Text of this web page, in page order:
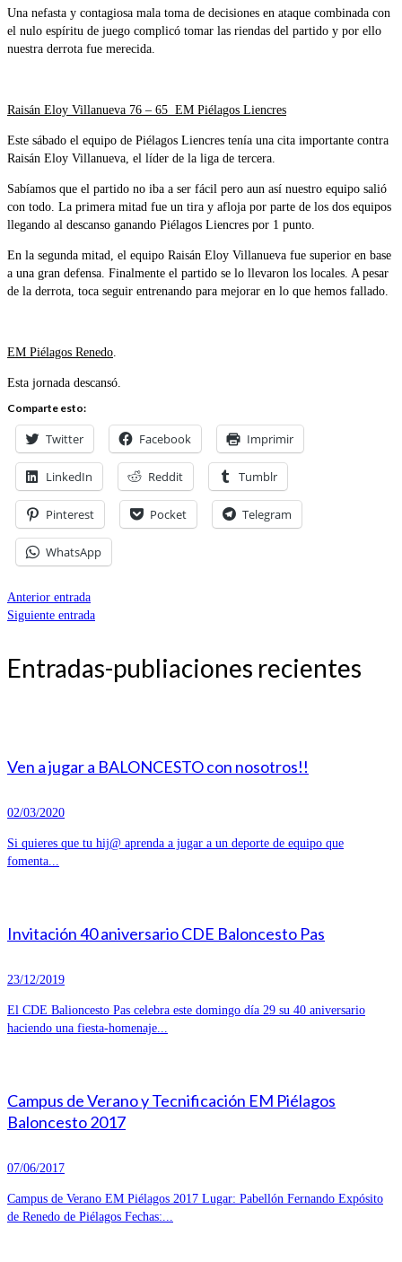
Una nefasta y contagiosa mala toma de decisiones en ataque combinada con
el nulo espíritu de juego complicó tomar las riendas del partido y por ello
nuestra derrota fue merecida.
Raisán Eloy Villanueva 76 – 65 EM Piélagos Liencres
Este sábado el equipo de Piélagos Liencres tenía una cita importante contra
Raisán Eloy Villanueva, el líder de la liga de tercera.
Sabíamos que el partido no iba a ser fácil pero aun así nuestro equipo salió
con todo. La primera mitad fue un tira y afloja por parte de los dos equipos
llegando al descanso ganando Piélagos Liencres por 1 punto.
En la segunda mitad, el equipo Raisán Eloy Villanueva fue superior en base
a una gran defensa. Finalmente el partido se lo llevaron los locales. A pesar
de la derrota, toca seguir entrenando para mejorar en lo que hemos fallado.
EM Piélagos Renedo.
Esta jornada descansó.
Comparte esto:
Twitter Facebook Imprimir
LinkedIn Reddit Tumblr
Pinterest Pocket Telegram
WhatsApp
Anterior entrada
Siguiente entrada
Entradas-publiaciones recientes
Ven a jugar a BALONCESTO con nosotros!!
02/03/2020
Si quieres que tu hij@ aprenda a jugar a un deporte de equipo que
fomenta...
Invitación 40 aniversario CDE Baloncesto Pas
23/12/2019
El CDE Balioncesto Pas celebra este domingo día 29 su 40 aniversario
haciendo una fiesta-homenaje...
Campus de Verano y Tecnificación EM Piélagos
Baloncesto 2017
07/06/2017
Campus de Verano EM Piélagos 2017 Lugar: Pabellón Fernando Expósito
de Renedo de Piélagos Fechas:...